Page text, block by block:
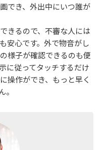
でき、外出中にいつ誰が
きるので、不審な人には
安心です。外で物音がし
様子が確認できるのも便
に従ってタッチするだけ
操作ができ、もっと早く